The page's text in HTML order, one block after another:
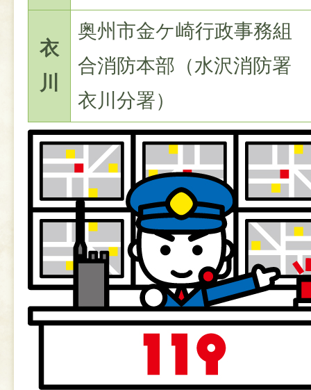
衣
川
奥州市金ケ崎行政事務組
合消防本部（水沢消防署
衣川分署）